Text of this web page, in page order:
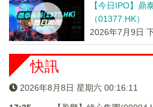
【今日IPO】鼎
（01377.HK）
2026年7月9日
快訊
2026年8月8日 星期六 00:16:12